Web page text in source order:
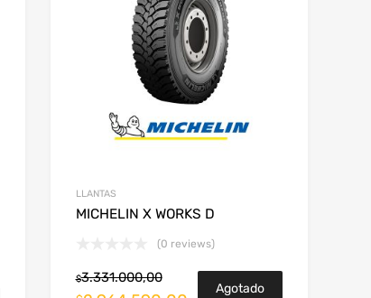
LLANTAS
MICHELIN X WORKS D
(0 reviews)
$3.331.000,00
Agotado